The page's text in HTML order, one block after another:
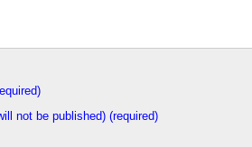
not be published) (required)